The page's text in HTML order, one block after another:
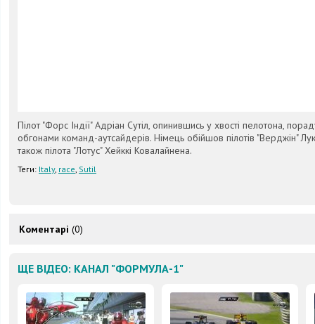
Пілот "Форс Індії" Адріан Сутіл, опинившись у хвості пелотона,
обгонами команд-аутсайдерів. Німець обійшов пілотів "Верджін"
також пілота "Лотус" Хейккі Ковалайнена.
Теги: Italy, race, Sutil
Коментарі (0)
ЩЕ ВІДЕО: КАНАЛ "ФОРМУЛА-1"